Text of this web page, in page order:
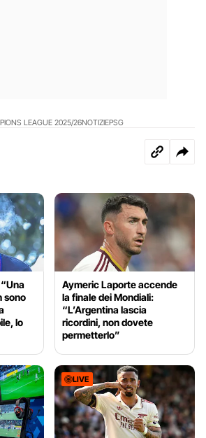
LEAGUE 2025/26NOTIZIEPSG
sono
lo
Aymeric Laporte accende
la finale dei Mondiali:
“L’Argentina lascia
ricordini, non dovete
permetterlo”
LIVE